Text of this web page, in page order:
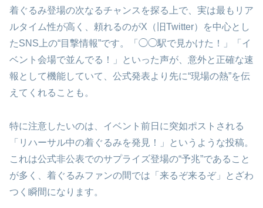
着ぐるみ登場の次なるチャンスを探る上で、実は最もリア
ルタイム性が高く、頼れるのがX（旧Twitter）を中心とし
たSNS上の“目撃情報”です。「◯◯駅で見かけた！」「イ
ベント会場で並んでる！」といった声が、意外と正確な速
報として機能していて、公式発表より先に“現場の熱”を伝
えてくれることも。
特に注意したいのは、イベント前日に突如ポストされる
「リハーサル中の着ぐるみを発見！」というような投稿。
これは公式非公表でのサプライズ登場の“予兆”であること
が多く、着ぐるみファンの間では「来るぞ来るぞ」とざわ
つく瞬間になります。